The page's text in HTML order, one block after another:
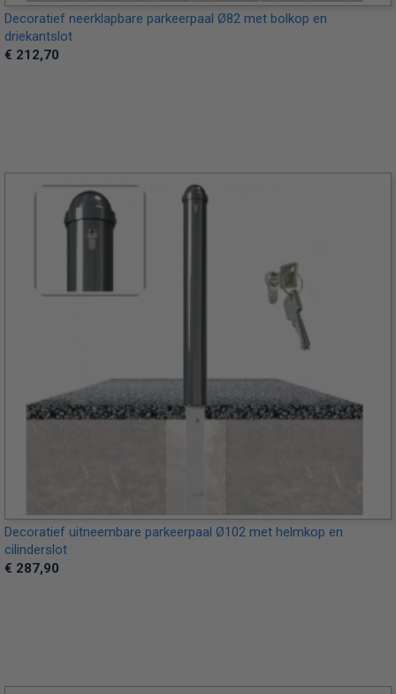
Decoratief neerklapbare parkeerpaal Ø82 met bolkop en
driekantslot
€ 212,70
Decoratief uitneembare parkeerpaal Ø102 met helmkop en
cilinderslot
€ 287,90